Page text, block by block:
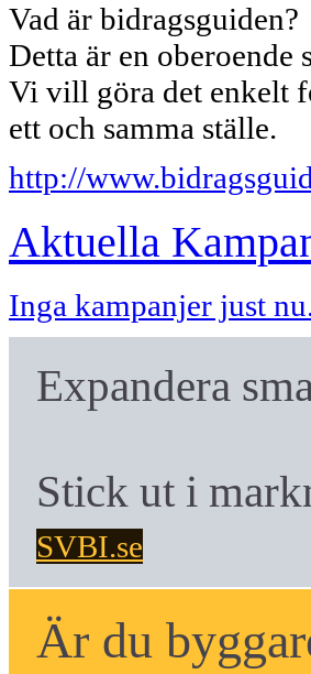
Vad är bidragsguiden?
Detta är en
Vi vill göra det enkelt
ett och samma ställe.
http://
Aktuella
Inga kampanjer just
Expandera
Stick ut i
SVBI.se
Är du